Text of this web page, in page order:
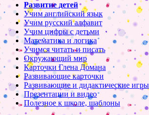
Развитие детей
Учим английский язык
Учим русский алфавит
Учим цифры с детьми
Математика и логика
Учимся читать и писать
Окружающий мир
Карточки Глена Домана
Развивающие карточки
Развивающие и дидактические игры
Презентации и видео
Полезное к школе, шаблоны